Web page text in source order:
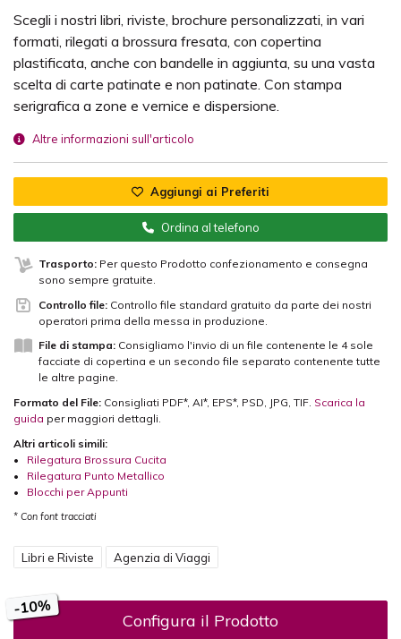
Scegli i nostri libri, riviste, brochure personalizzati, in vari
formati, rilegati a brossura fresata, con copertina
plastificata, anche con bandelle in aggiunta, su una vasta
scelta di carte patinate e non patinate. Con stampa
serigrafica a zone e vernice e dispersione.
Altre informazioni sull'articolo
Aggiungi ai Preferiti
Ordina al telefono
Trasporto: Per questo Prodotto confezionamento e consegna
sono sempre gratuite.
Controllo file: Controllo file standard gratuito da parte dei nostri
operatori prima della messa in produzione.
File di stampa: Consigliamo l'invio di un file contenente le 4 sole
facciate di copertina e un secondo file separato contenente tutte
le altre pagine.
Formato del File: Consigliati PDF*, AI*, EPS*, PSD, JPG, TIF. Scarica la
guida per maggiori dettagli.
Altri articoli simili:
• Rilegatura Brossura Cucita
• Rilegatura Punto Metallico
• Blocchi per Appunti
* Con font tracciati
Libri e Riviste Agenzia di Viaggi
-10%
Configura il Prodotto